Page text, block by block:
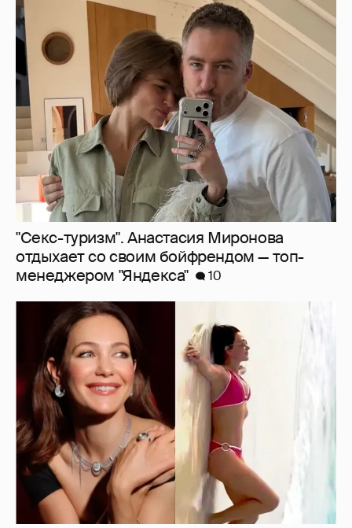
"Секс-туризм". Анастасия Миронова
отдыхает со своим бойфрендом — топ-
менеджером "Яндекса"
10